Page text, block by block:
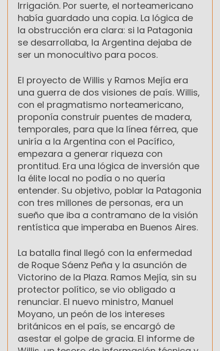
Irrigación. Por suerte, el norteamericano
había guardado una copia. La lógica de
la obstrucción era clara: si la Patagonia
se desarrollaba, la Argentina dejaba de
ser un monocultivo para pocos.
El proyecto de Willis y Ramos Mejía era
una guerra de dos visiones de país. Willis,
con el pragmatismo norteamericano,
proponía construir puentes de madera,
temporales, para que la línea férrea, que
uniría a la Argentina con el Pacífico,
empezara a generar riqueza con
prontitud. Era una lógica de inversión que
la élite local no podía o no quería
entender. Su objetivo, poblar la Patagonia
con tres millones de personas, era un
sueño que iba a contramano de la visión
rentística que imperaba en Buenos Aires.
La batalla final llegó con la enfermedad
de Roque Sáenz Peña y la asunción de
Victorino de la Plaza. Ramos Mejía, sin su
protector político, se vio obligado a
renunciar. El nuevo ministro, Manuel
Moyano, un peón de los intereses
británicos en el país, se encargó de
asestar el golpe de gracia. El informe de